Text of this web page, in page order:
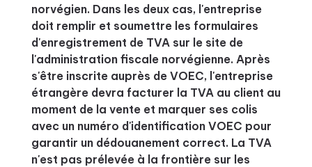
norvégien. Dans les deux cas, l'entreprise
doit remplir et soumettre les formulaires
d'enregistrement de TVA sur le site de
l'administration fiscale norvégienne. Après
s'être inscrite auprès de VOEC, l'entreprise
étrangère devra facturer la TVA au client au
moment de la vente et marquer ses colis
avec un numéro d'identification VOEC pour
garantir un dédouanement correct. La TVA
n'est pas prélevée à la frontière sur les